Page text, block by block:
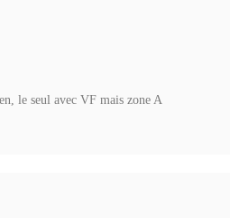
le seul avec VF mais zone A